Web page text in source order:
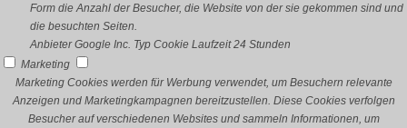
Form die Anzahl der Besucher, die Website von der sie gekommen sind und
die besuchten Seiten.
Anbieter Google Inc. Typ Cookie Laufzeit 24 Stunden
Marketing
Marketing Cookies werden für Werbung verwendet, um Besuchern relevante
Anzeigen und Marketingkampagnen bereitzustellen. Diese Cookies verfolgen
Besucher auf verschiedenen Websites und sammeln Informationen, um